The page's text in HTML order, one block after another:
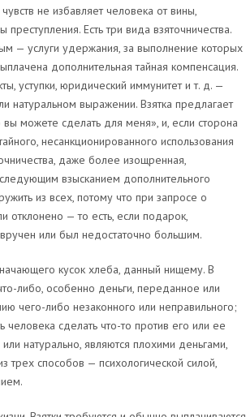
не избавляет человека от вины,
Есть три вида взяточничества.
— услуги удержания, за выполнение которых
дополнительная тайная компенсация.
уступки, юридический иммунитет и т. д. —
натуральном выражении. Взятка предлагает
можете сделать для меня», и, если сторона
несанкционированного использования
даже более изощренная,
взысканием дополнительного
из всех, потому что при запросе о
— то есть, если подарок,
или был недостаточно большим.
кусок хлеба, данный нищему. В
либо, особенно деньги, переданное или
чего-либо незаконного или неправильного;
сделать что-то против его или ее
натурально, являются плохими деньгами,
способов — психологической силой,